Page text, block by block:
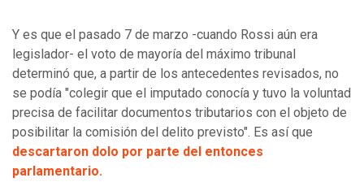
Y es que el pasado 7 de marzo -cuando Rossi aún era
legislador- el voto de mayoría del máximo tribunal
determinó que, a partir de los antecedentes revisados, no
se podía "colegir que el imputado conocía y tuvo la voluntad
precisa de facilitar documentos tributarios con el objeto de
posibilitar la comisión del delito previsto". Es así que
descartaron dolo por parte del entonces
parlamentario.